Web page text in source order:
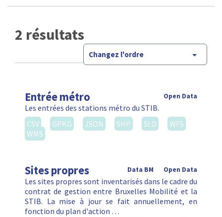
2 résultats
Changez l'ordre
Entrée métro Open Data
Les entrées des stations métro du STIB.
CSV
GPKG JSON SHP SLD
WFS
WMS
Sites propres Open Data
Data BM
Les sites propres sont inventarisés dans le cadre du
contrat de gestion entre Bruxelles Mobilité et la
STIB. La mise à jour se fait annuellement, en
fonction du plan d'action …